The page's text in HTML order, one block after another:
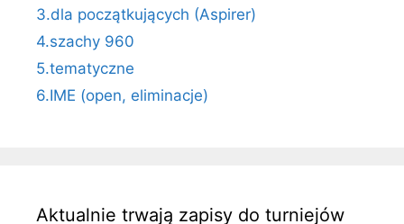
3.dla początkujących (Aspirer)
4.szachy 960
5.tematyczne
6.IME (open, eliminacje)
Aktualnie trwają zapisy do turniejów